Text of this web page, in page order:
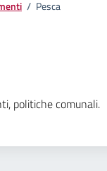
/ Pesca
politiche comunali.